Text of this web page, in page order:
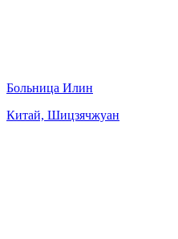
Больница Илин
Китай, Шицзячжуан